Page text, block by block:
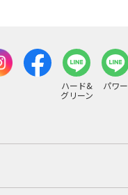
ハード&
グリーン
パワー